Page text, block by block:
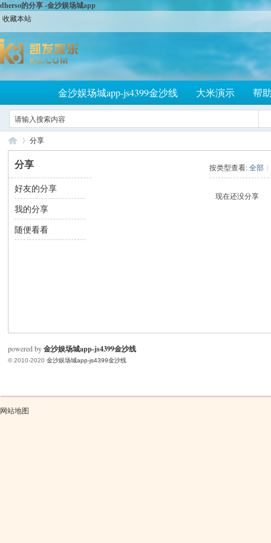
dherso的分享 -金沙娱场城app
收藏本站
金沙娱场城app-js4399金沙线 大米演示 帮
大 ›
分享
分享
好友的分享
我的分享
随便看看
按类型查看:全部 |
现在还没分享
powered by金沙娱场城app-js4399金沙线
© 2010-2020 金沙娱场城app-js4399金沙线
网站地图